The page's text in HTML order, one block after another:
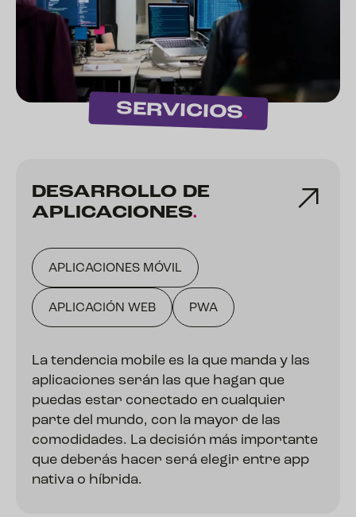
SERVICIOS.
DESARROLLO DE
APLICACIONES.
APLICACIONES MÓVIL
APLICACIÓN WEB PWA
La tendencia mobile es la que manda y las
aplicaciones serán las que hagan que
puedas estar conectado en cualquier
parte del mundo, con la mayor de las
comodidades. La decisión más importante
que deberás hacer será elegir entre app
nativa o híbrida.